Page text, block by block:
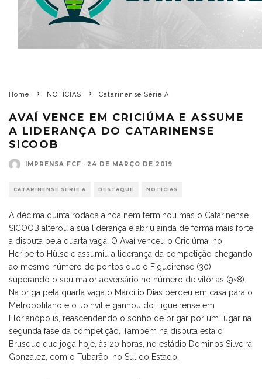
Home NOTÍCIAS Catarinense Série A
AVAÍ VENCE EM CRICIÚMA E ASSUME
A LIDERANÇA DO CATARINENSE
SICOOB
IMPRENSA FCF · 24 DE MARÇO DE 2019
CATARINENSE SÉRIE A DESTAQUE NOTÍCIAS
A décima quinta rodada ainda nem terminou mas o Catarinense
SICOOB alterou a sua liderança e abriu ainda de forma mais forte
a disputa pela quarta vaga. O Avaí venceu o Criciúma, no
Heriberto Hülse e assumiu a liderança da competição chegando
ao mesmo número de pontos que o Figueirense (30)
superando o seu maior adversário no número de vitórias (9×8).
Na briga pela quarta vaga o Marcílio Dias perdeu em casa para o
Metropolitano e o Joinville ganhou do Figueirense em
Florianópolis, reascendendo o sonho de brigar por um lugar na
segunda fase da competição. Também na disputa está o
Brusque que joga hoje, às 20 horas, no estádio Dominos Silveira
Gonzalez, com o Tubarão, no Sul do Estado.